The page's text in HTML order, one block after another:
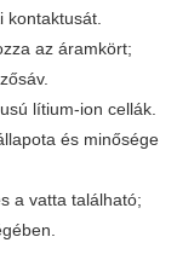
kontaktusát.
az áramkört;
lítium-ion cellák.
és minősége
a vatta található;